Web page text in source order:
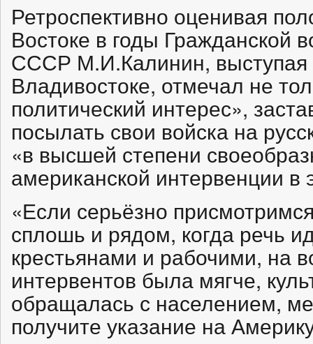
Ретроспективно оценивая
Востоке в годы Гражданской
СССР М.И.Калинин, выступая
Владивостоке, отмечал не
политический интерес»,
посылать свои войска на
«в высшей степени
американской интервенции в
«Если серьёзно
сплошь и рядом, когда речь
крестьянами и рабочими, на
интервентов была мягче,
обращалась с населением,
получите указание на